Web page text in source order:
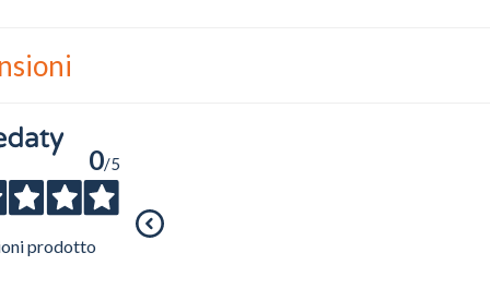
Ho preso visione dell'
0/5
prodotto